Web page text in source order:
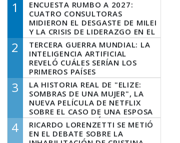
1
ENCUESTA RUMBO A 2027:
CUATRO CONSULTORAS
MIDIERON EL DESGASTE DE MILEI
Y LA CRISIS DE LIDERAZGO EN EL
PERONISMO
2
TERCERA GUERRA MUNDIAL: LA
INTELIGENCIA ARTIFICIAL
REVELÓ CUÁLES SERÍAN LOS
PRIMEROS PAÍSES
LATINOAMERICANOS EN SER
DERROTADOS
3
LA HISTORIA REAL DE "ELIZE:
SOMBRAS DE UNA MUJER", LA
NUEVA PELÍCULA DE NETFLIX
SOBRE EL CASO DE UNA ESPOSA
QUE DESCUARTIZÓ A SU
MARIDO
4
RICARDO LORENZETTI SE METIÓ
EN EL DEBATE SOBRE LA